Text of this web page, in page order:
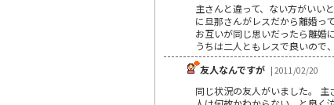
主さんと違って、ない方がいい
に旦那さんがレスだから離婚っ
お互いが同じ思いだったら離婚
うちは二人ともレスで良いので
友人なんですが | 2011/02/20
同じ状況の友人がいました。